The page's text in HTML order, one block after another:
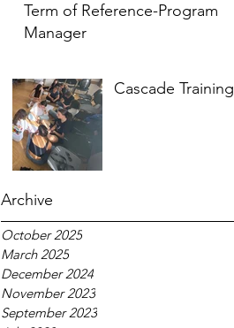
Term of Reference-Program
Manager
Cascade Training
Archive
October 2025
March 2025
December 2024
November 2023
September 2023